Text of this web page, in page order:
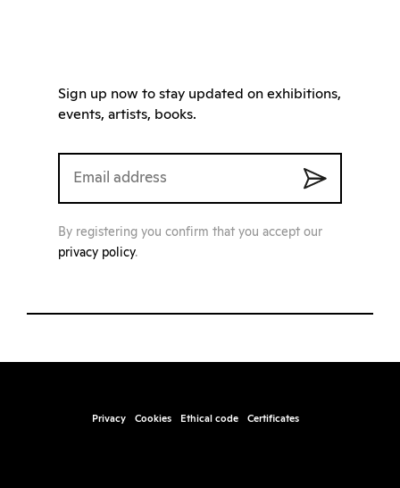
Sign up now to stay updated on exhibitions,
events, artists, books.
By registering you confirm that you accept our
privacy policy.
Privacy Cookies Ethical code Certificates